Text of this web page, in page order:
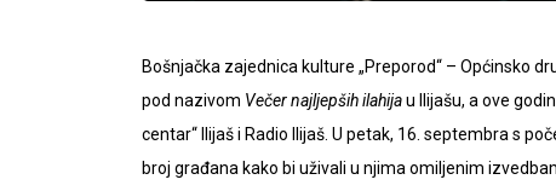
Bošnjačka zajednica kulture „Preporod“ – Općinsko
pod nazivom Večer najljepših ilahijau Ilijašu, a ove
centar“ Ilijaš i Radio Ilijaš. U petak, 16. septembra s
broj građana kako bi uživali u njima omiljenim